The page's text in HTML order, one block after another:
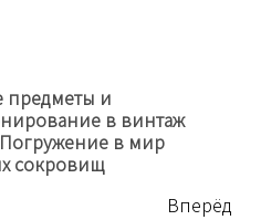
предметы и
в винтаж
Погружение в мир
сокровищ
Вперёд